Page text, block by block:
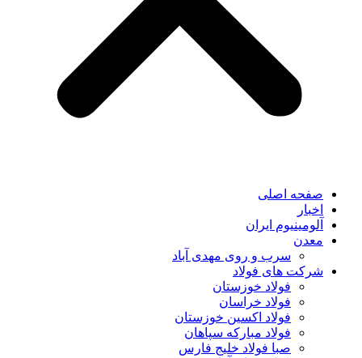
صفحه اصلی
اخبار
آلومینیوم ایران
معدن
سرب و روی مهدی آباد
شرکت های فولاد
فولاد خوزستان
فولاد خراسان
فولاد اکسین خوزستان
فولاد مبارکه سپاهان
صبا فولاد خلیج فارس